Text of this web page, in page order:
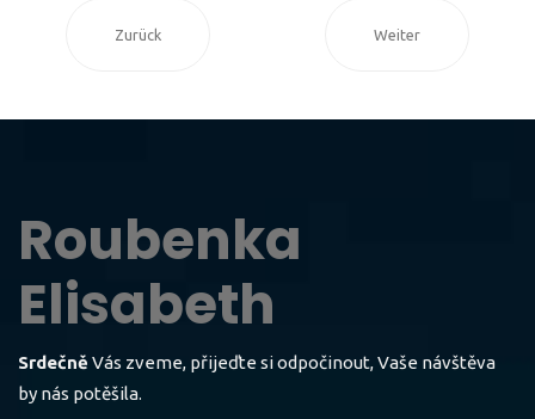
Zurück Weiter
Roubenka
Elisabeth
Srdečně Vás zveme, přijeďte si odpočinout, Vaše návštěva
by nás potěšila.